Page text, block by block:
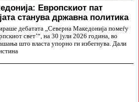
Европскиот пат
станува државна политика
дебатата „Северна Македонија помеѓу
свет’“, на 30 јули 2026 година, во
што власта упорно ги избегнува. Дали